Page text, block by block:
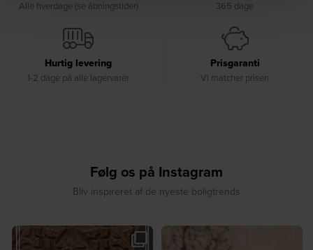
Alle hverdage (se åbningstider) 365 dage
Hurtig levering
1-2 dage på alle lagervarer
Prisgaranti
Vi matcher prisen
Følg os på Instagram
Bliv inspireret af de nyeste boligtrends
🎉 GIVEAWAY 🎉⁠
☀️ Sommerens favorit til terrassen ☀️⁠